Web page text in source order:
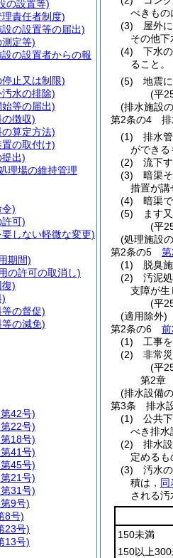
べきもの
(3)
屋外
その他下
(4)
下水
ること。
(5)
地震
(平
(排水施設
第2条の4
(1)
排水
ができる
(2)
流下
(3)
暗渠
措置が講
(4)
暗渠
(5)
ます
(平
(処理施設
第2条の5
(1)
脱臭
(2)
汚泥
支障が生
(平
(適用除外)
第2条の6
(1)
工事
(2)
非常
(平
第2章
(排水設備
第3条
排水
(1)
公共
べき排水
(2)
排水
定めるも
(3)
汚水
積は， 同
される汚
150未満
150以上
の設置等)
責任者制度)
の設置等の届出)
定等)
の設置者からの報
止又は制限)
水の排除)
等の届出)
徴収)
算定方法)
の取付け)
出)
理場の維持管理
)
可)
しない軽微な変更)
期間)
の許可の取消し)
)
)
の督促)
の減免)
42号)
22号)
18号)
41号)
45号)
21号)
31号)
9号)
8号)
23号)
13号)